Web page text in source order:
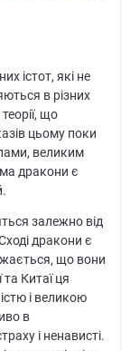
істот, які не
в різних
що
цьому поки
великим
дракони є
залежно від
дракони є
що вони
Китаї ця
і великою
в
і ненависті.